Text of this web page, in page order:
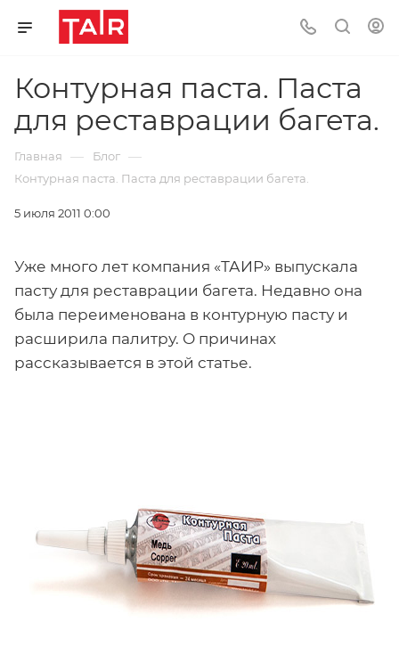
Контурная паста. Паста
для реставрации багета.
Главная — Блог —
Контурная паста. Паста для реставрации багета.
5 июля 2011 0:00
Уже много лет компания «ТАИР» выпускала
пасту для реставрации багета. Недавно она
была переименована в контурную пасту и
расширила палитру. О причинах
рассказывается в этой статье.